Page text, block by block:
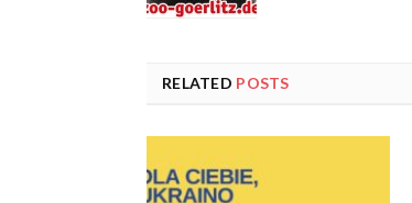
RELATED POSTS